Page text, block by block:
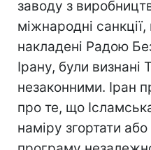
заводу з
міжнародні
накладені Радою
Ірану, були визнані
незаконними. Іран
про те, що
наміру згортати